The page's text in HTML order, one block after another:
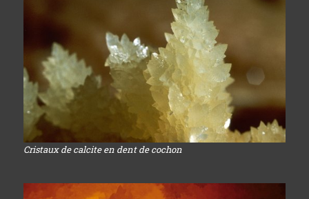
Cristaux de calcite en dent de cochon